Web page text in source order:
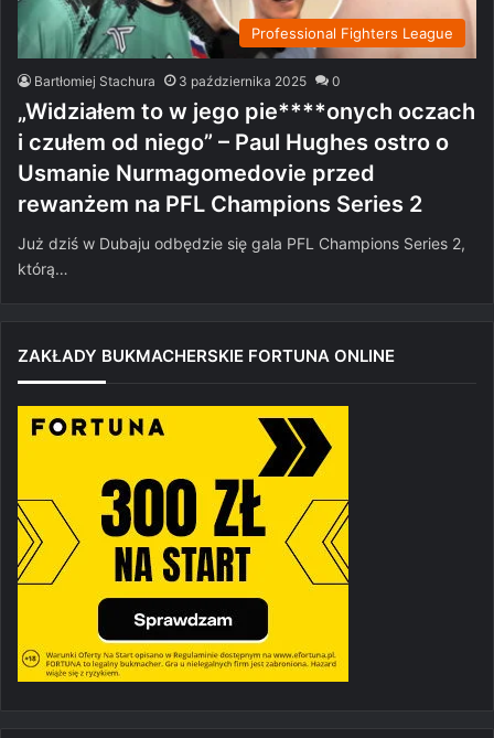
Professional Fighters League
Bartłomiej Stachura 3 października 2025 0
„Widziałem to w jego pie****onych oczach
i czułem od niego” – Paul Hughes ostro o
Usmanie Nurmagomedovie przed
rewanżem na PFL Champions Series 2
Już dziś w Dubaju odbędzie się gala PFL Champions Series 2,
którą…
ZAKŁADY BUKMACHERSKIE FORTUNA ONLINE